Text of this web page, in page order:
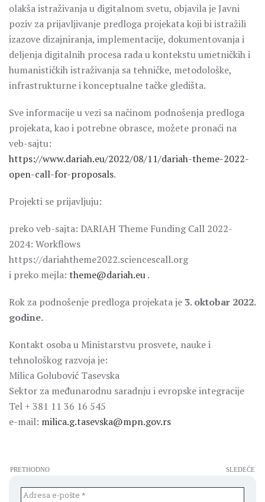
olakša istraživanja u digitalnom svetu, objavila je Javni
poziv za prijavljivanje predloga projekata koji bi istražili
izazove dizajniranja, implementacije, dokumentovanja i
deljenja digitalnih procesa rada u kontekstu umetničkih i
humanističkih istraživanja sa tehničke, metodološke,
infrastrukturne i konceptualne tačke gledišta.
Sve informacije u vezi sa načinom podnošenja predloga
projekata, kao i potrebne obrasce, možete pronaći na
veb-sajtu:
https://www.dariah.eu/2022/08/11/dariah-theme-2022-
open-call-for-proposals.
Projekti se prijavljuju:
preko veb-sajta: DARIAH Theme Funding Call 2022-
2024: Workflows
https://dariahtheme2022.sciencescall.org
i preko mejla: theme@dariah.eu.
Rok za podnošenje predloga projekata je 3. oktobar 2022.
godine.
Kontakt osoba u Ministarstvu prosvete, nauke i
tehnološkog razvoja je:
Milica Golubović Tasevska
Sektor za međunarodnu saradnju i evropske integracije
Tel + 381 11 36 16 545
e-mail: milica.g.tasevska@mpn.gov.rs
PRETHODNO SLEDEĆE